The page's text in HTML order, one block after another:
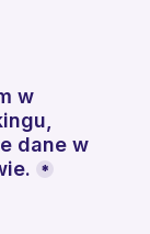
w
dane w
*